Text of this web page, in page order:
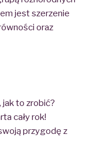
jest szerzenie
oraz
jak to zrobić?
cały rok!
przygodę z